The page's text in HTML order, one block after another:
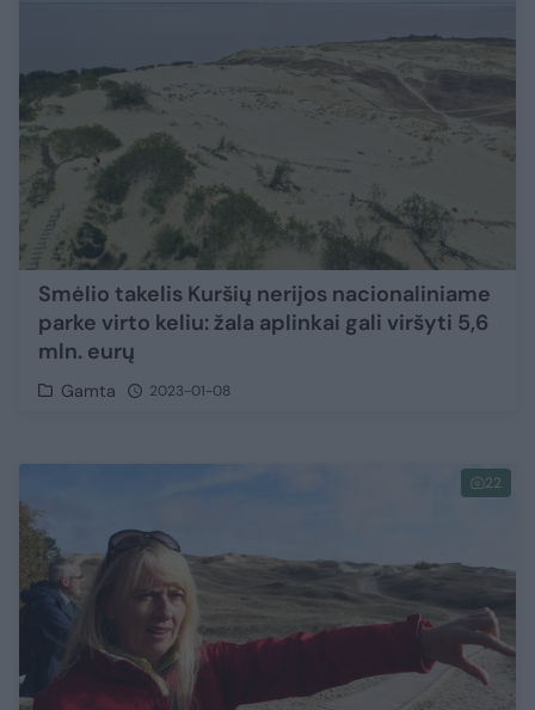
Smėlio takelis Kuršių nerijos nacionaliniame
parke virto keliu: žala aplinkai gali viršyti 5,6
mln. eurų
Gamta 2023-01-08
22